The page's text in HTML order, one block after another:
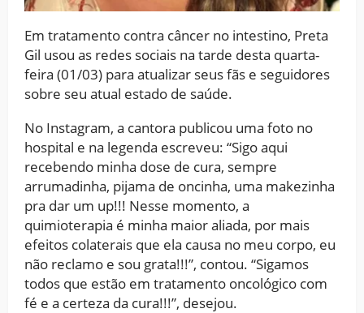
Em tratamento contra câncer no intestino, Preta
Gil usou as redes sociais na tarde desta quarta-
feira (01/03) para atualizar seus fãs e seguidores
sobre seu atual estado de saúde.
No Instagram, a cantora publicou uma foto no
hospital e na legenda escreveu: “Sigo aqui
recebendo minha dose de cura, sempre
arrumadinha, pijama de oncinha, uma makezinha
pra dar um up!!! Nesse momento, a
quimioterapia é minha maior aliada, por mais
efeitos colaterais que ela causa no meu corpo, eu
não reclamo e sou grata!!!”, contou. “Sigamos
todos que estão em tratamento oncológico com
fé e a certeza da cura!!!”, desejou.